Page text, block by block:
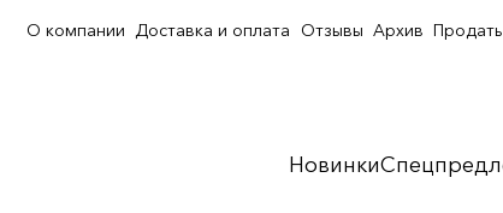
Новинки
О компании Доставка и оплата Отзывы Архив